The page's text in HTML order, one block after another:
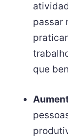
passar
que